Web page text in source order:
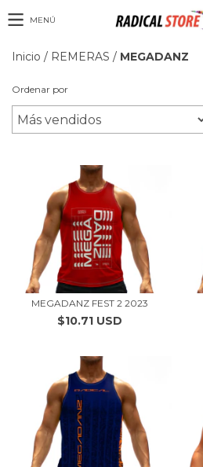
MENÚ
Inicio / REMERAS / MEGADANZ
Ordenar por
MEGADANZ FEST 2 2023
$10.71 USD